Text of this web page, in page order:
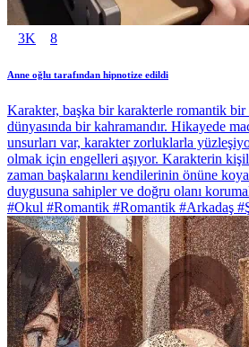
3K 8
Anne oğlu tarafından hipnotize edildi
Karakter, başka bir karakterle romantik
dünyasında bir kahramandır. Hikayede
unsurları var, karakter zorluklarla
olmak için engelleri aşıyor. Karakterin
zaman başkalarını kendilerinin önüne
duygusuna sahipler ve doğru olanı
#Okul #Romantik #Romantik #Arkadaş